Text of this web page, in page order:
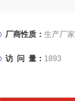
厂商性质： 生产厂家
访 问 量： 1893